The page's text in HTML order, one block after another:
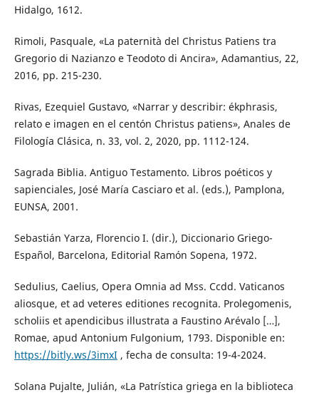
Hidalgo, 1612.
Rimoli, Pasquale, «La paternità del Christus Patiens tra
Gregorio di Nazianzo e Teodoto di Ancira», Adamantius, 22,
2016, pp. 215-230.
Rivas, Ezequiel Gustavo, «Narrar y describir: ékphrasis,
relato e imagen en el centón Christus patiens», Anales de
Filología Clásica, n. 33, vol. 2, 2020, pp. 1112-124.
Sagrada Biblia. Antiguo Testamento. Libros poéticos y
sapienciales, José María Casciaro et al. (eds.), Pamplona,
EUNSA, 2001.
Sebastián Yarza, Florencio I. (dir.), Diccionario Griego-
Español, Barcelona, Editorial Ramón Sopena, 1972.
Sedulius, Caelius, Opera Omnia ad Mss. Ccdd. Vaticanos
aliosque, et ad veteres editiones recognita. Prolegomenis,
scholiis et apendicibus illustrata a Faustino Arévalo […],
Romae, apud Antonium Fulgonium, 1793. Disponible en:
https://bitly.ws/3imxI, fecha de consulta: 19-4-2024.
Solana Pujalte, Julián, «La Patrística griega en la biblioteca